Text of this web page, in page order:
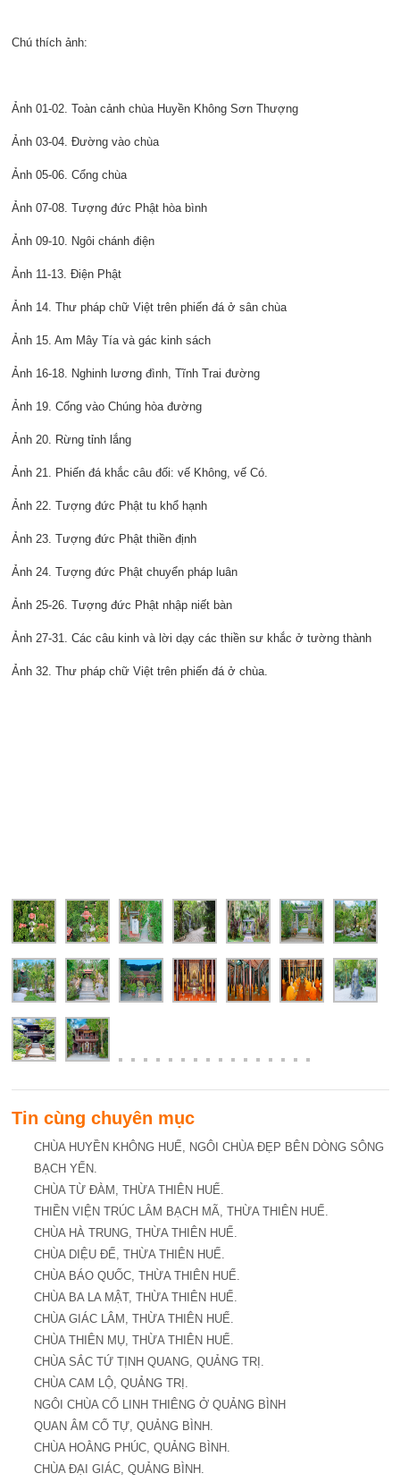
Chú thích ảnh:
Ảnh 01-02. Toàn cảnh chùa Huyền Không Sơn Thượng
Ảnh 03-04. Đường vào chùa
Ảnh 05-06. Cổng chùa
Ảnh 07-08. Tượng đức Phật hòa bình
Ảnh 09-10. Ngôi chánh điện
Ảnh 11-13. Điện Phật
Ảnh 14. Thư pháp chữ Việt trên phiến đá ở sân chùa
Ảnh 15. Am Mây Tía và gác kinh sách
Ảnh 16-18. Nghinh lương đình, Tĩnh Trai đường
Ảnh 19. Cổng vào Chúng hòa đường
Ảnh 20. Rừng tỉnh lắng
Ảnh 21. Phiến đá khắc câu đối: vế Không, vế Có.
Ảnh 22. Tượng đức Phật tu khổ hạnh
Ảnh 23. Tượng đức Phật thiền định
Ảnh 24. Tượng đức Phật chuyển pháp luân
Ảnh 25-26. Tượng đức Phật nhập niết bàn
Ảnh 27-31. Các câu kinh và lời dạy các thiền sư khắc ở tường thành
Ảnh 32. Thư pháp chữ Việt trên phiến đá ở chùa.
Tin cùng chuyên mục
CHÙA HUYỀN KHÔNG HUẾ, NGÔI CHÙA ĐẸP BÊN DÒNG SÔNG
BẠCH YẾN.
CHÙA TỪ ĐÀM, THỪA THIÊN HUẾ.
THIỀN VIỆN TRÚC LÂM BẠCH MÃ, THỪA THIÊN HUẾ.
CHÙA HÀ TRUNG, THỪA THIÊN HUẾ.
CHÙA DIỆU ĐẾ, THỪA THIÊN HUẾ.
CHÙA BÁO QUỐC, THỪA THIÊN HUẾ.
CHÙA BA LA MẬT, THỪA THIÊN HUẾ.
CHÙA GIÁC LÂM, THỪA THIÊN HUẾ.
CHÙA THIÊN MỤ, THỪA THIÊN HUẾ.
CHÙA SẮC TỨ TỊNH QUANG, QUẢNG TRỊ.
CHÙA CAM LỘ, QUẢNG TRỊ.
NGÔI CHÙA CỔ LINH THIÊNG Ở QUẢNG BÌNH
QUAN ÂM CỔ TỰ, QUẢNG BÌNH.
CHÙA HOẰNG PHÚC, QUẢNG BÌNH.
CHÙA ĐẠI GIÁC, QUẢNG BÌNH.